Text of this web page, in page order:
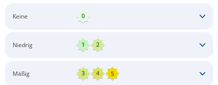
Keine
Niedrig
Mäßig